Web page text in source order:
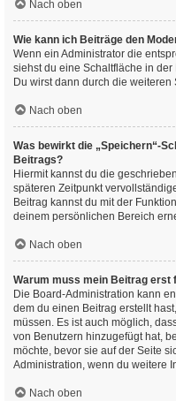
Nach oben
Wie kann ich Beiträge den
Wenn ein Administrator die
siehst du eine Schaltfläche in
Du wirst dann durch die weiteren
Nach oben
Was bewirkt die „Speichern“-
Beitrags?
Hiermit kannst du die
späteren Zeitpunkt
Beitrag kannst du mit der
deinem persönlichen Bereich
Nach oben
Warum muss mein Beitrag erst
Die Board-Administration kann
dem du einen Beitrag erstellt
müssen. Es ist auch möglich,
von Benutzern hinzugefügt hat,
möchte, bevor sie auf der Seite
Administration, wenn du weitere
Nach oben